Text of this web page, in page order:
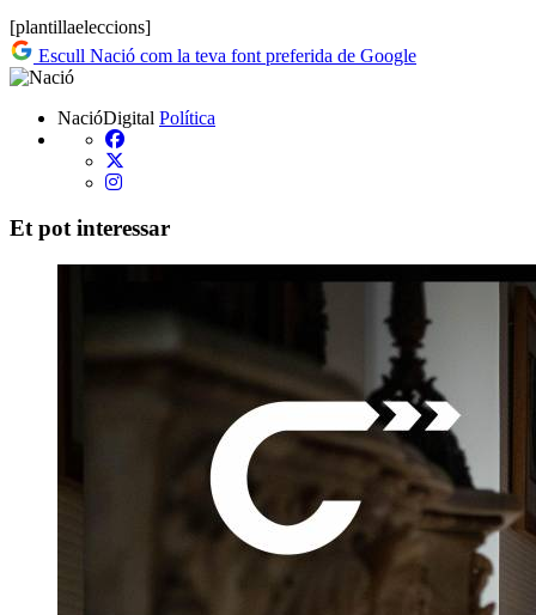
[plantillaeleccions]
Escull Nació com la teva font preferida de Google
NacióDigital Política
Et pot interessar